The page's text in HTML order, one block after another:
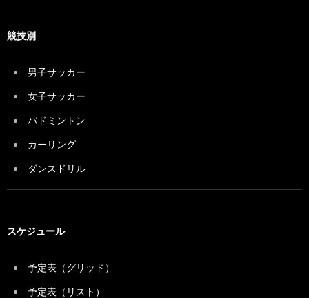
競技別
男子サッカー
女子サッカー
バドミントン
カーリング
ダンスドリル
スケジュール
予定表（グリッド）
予定表（リスト）